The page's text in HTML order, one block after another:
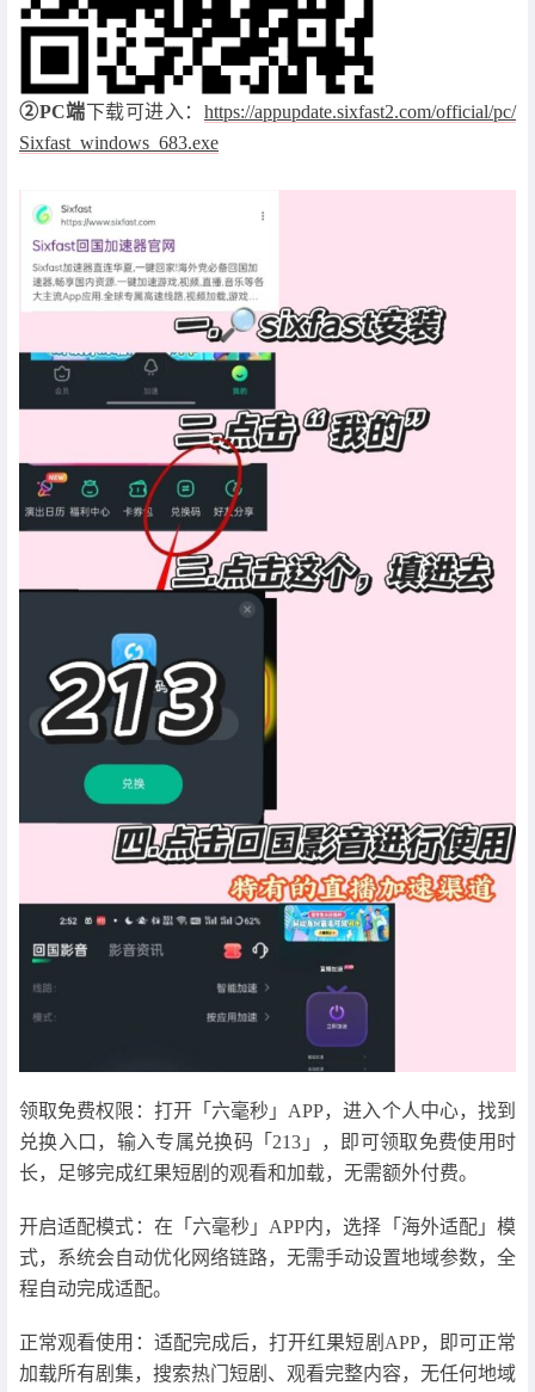
②PC端下载可进入：https://appupdate.sixfast2.com/official/pc/
Sixfast_windows_683.exe
领取免费权限：打开「六毫秒」APP，进入个人中心，找到
兑换入口，输入专属兑换码「213」，即可领取免费使用时
长，足够完成红果短剧的观看和加载，无需额外付费。
开启适配模式：在「六毫秒」APP内，选择「海外适配」模
式，系统会自动优化网络链路，无需手动设置地域参数，全
程自动完成适配。
正常观看使用：适配完成后，打开红果短剧APP，即可正常
加载所有剧集，搜索热门短剧、观看完整内容，无任何地域